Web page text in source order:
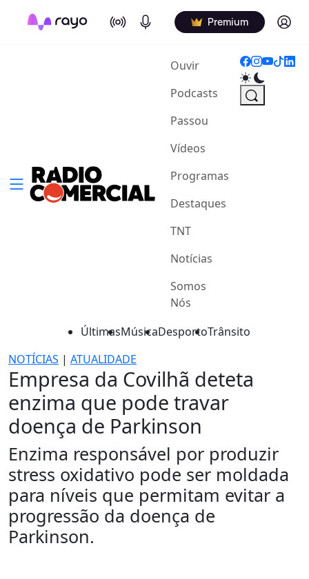
On Air Podcasts Premium Log in
Ouvir(current)
Podcasts
Passou
Vídeos
Programas
Destaques
TNT
Notícias
Somos
Nós
ÚltimasMúsicaDesportoTrânsito
NOTÍCIAS | ATUALIDADE
Empresa da Covilhã deteta
enzima que pode travar
doença de Parkinson
Enzima responsável por produzir
stress oxidativo pode ser moldada
para níveis que permitam evitar a
progressão da doença de
Parkinson.